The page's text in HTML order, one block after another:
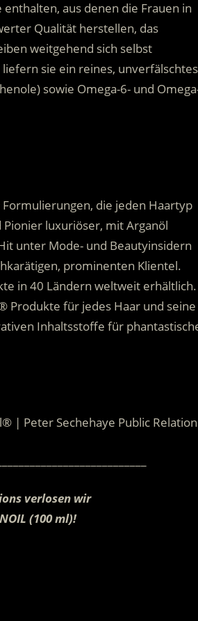
aus denen die Frauen in
Qualität herstellen, das
weitgehend sich selbst
sie ein reines, unverfälschtes
sowie Omega-6- und
die jeden Haartyp
luxuriöser, mit Arganöl
unter Mode- und Beautyinsidern
prominenten Klientel.
in 40 Ländern weltweit erhältlich.
Produkte für jedes Haar und seine
Inhaltsstoffe für
| Peter Sechehaye Public
verlosen wir
(100 ml)!